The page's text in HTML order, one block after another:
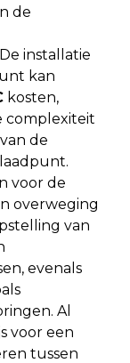
de
De installatie
kan
kosten,
complexiteit
de
voor de
overweging
van
evenals
Al
voor een
tussen